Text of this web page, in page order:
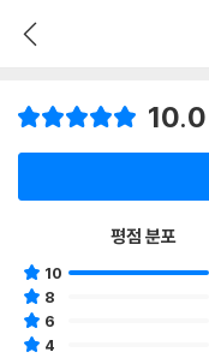
10.0
평점 분포
10
8
6
4